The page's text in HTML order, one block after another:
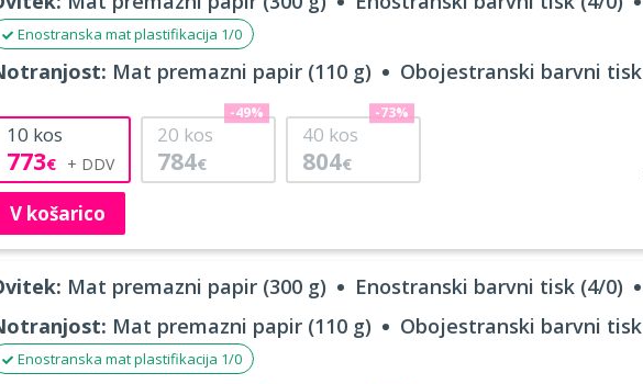
Enostranska mat plastifikacija 1/0
Mat premazni papir (110 g) Obojestranski barvni
10 kos
773€
20 kos
784€
-49%
40 kos
804€
-73%
V košarico
Mat premazni papir (300 g) Enostranski barvni tisk (4/0)
Mat premazni papir (110 g) Obojestranski barvni
Enostranska mat plastifikacija 1/0